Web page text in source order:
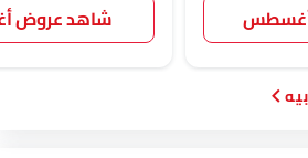
شاهد عروض